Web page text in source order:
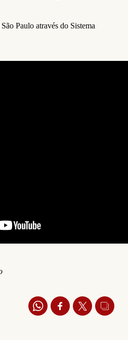
Paulo através do Sistema